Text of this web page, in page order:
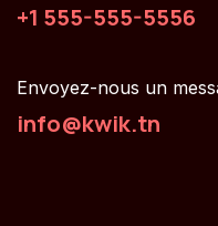
+1 555-555-5556
Envoyez-nous un
info@kwik.tn